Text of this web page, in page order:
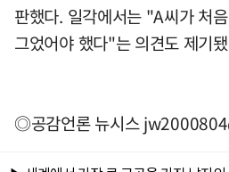
판했다. 일각에서는 "A씨가 처
그었어야 했다"는 의견도 제기
◎공감언론 뉴시스